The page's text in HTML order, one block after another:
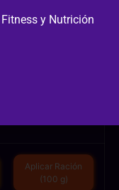
Aplicar Ración
(100 g)
y Nutrición